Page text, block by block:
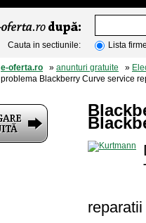
Cauta in sectiunile: Lista firme
e-oferta.ro » anunturi gratuite »
problema Blackberry Curve service